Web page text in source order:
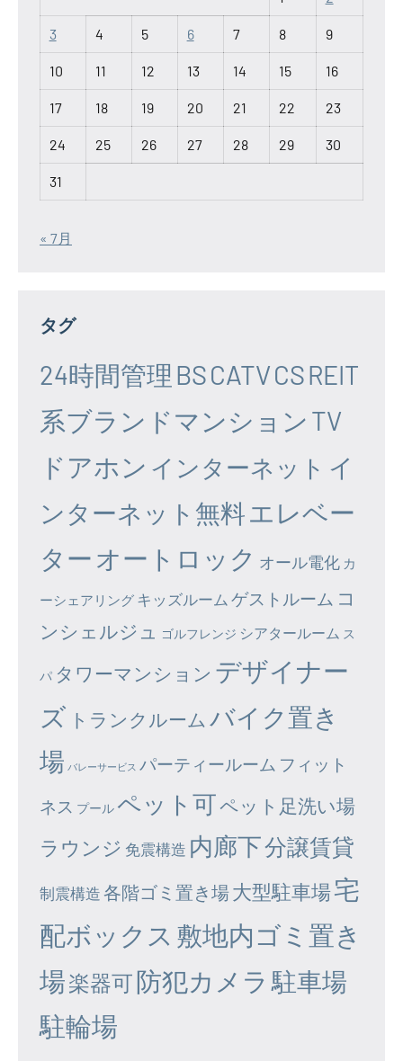
3 4 5 6 7 8 9
10 11 12 13 14 15 16
17 18 19 20 21 22 23
24 25 26 27 28 29 30
31
« 7月
タグ
24時間管理 BSCATVCSREIT
系ブランドマンション TV
ドアホン インターネット イ
ンターネット無料エレベー
ター オートロック オール電化 カ
ーシェアリング キッズルーム ゲストルーム コ
ンシェルジュ
ゴルフレンジ シアタールーム ス
パ タワーマンション デザイナー
ズ トランクルーム バイク置き
場 バレーサービス パーティールーム フィット
ネス プール ペット可ペット足洗い場
ラウンジ 免震構造 内廊下分譲賃貸
制震構造 各階ゴミ置き場大型駐車場宅
配ボックス 敷地内ゴミ置き
場楽器可防犯カメラ 駐車場
駐輪場